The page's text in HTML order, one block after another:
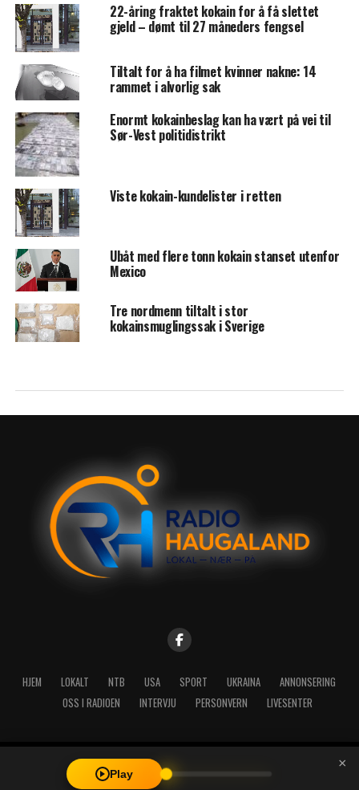
22-åring fraktet kokain for å få slettet
gjeld – dømt til 27 måneders fengsel
Tiltalt for å ha filmet kvinner nakne: 14
rammet i alvorlig sak
Enormt kokainbeslag kan ha vært på vei til
Sør-Vest politidistrikt
Viste kokain-kundelister i retten
Ubåt med flere tonn kokain stanset utenfor
Mexico
Tre nordmenn tiltalt i stor
kokainsmuglingssak i Sverige
HJEM LOKALT NTB USA SPORT UKRAINA
ANNONSERING
OSS I RADIOEN
INTERVJU PERSONVERN LIVESENTER
Copyright © 2026 A-Media AS | Radio Haugaland - Haraldsgata 114,
5527 Haugesund - Mail: post@radioh.no - Telefon: 52717273
Play
×